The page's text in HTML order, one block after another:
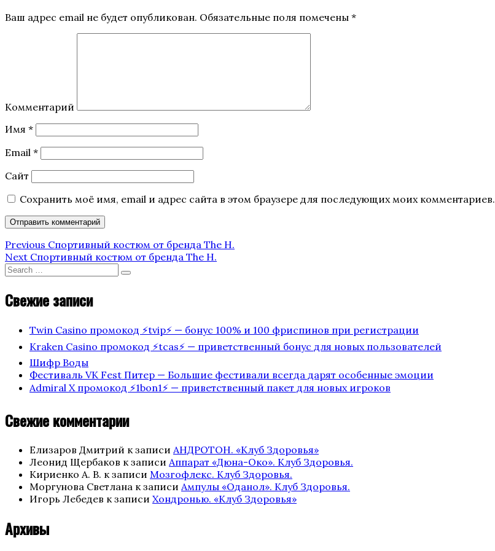
Ваш адрес email не будет опубликован. Обязательные поля помечены *
Комментарий
Имя *
Email *
Сайт
Сохранить моё имя, email и адрес сайта в этом браузере для последующих моих комментариев.
Навигация
по
записям
Previous
Post
Previous Спортивный костюм от бренда The H.
Next
Post
Next Спортивный костюм от бренда The H.
Search
for:
Search
Свежие записи
Twin Casino промокод ⚡️tvip⚡️ — бонус 100% и 100 фриспинов при регистрации
Kraken Casino промокод ⚡️tcas⚡️ — приветственный бонус для новых пользователей
Шифр Воды
Фестиваль VK Fest Питер — Большие фестивали всегда дарят особенные эмоции
Admiral X промокод ⚡️1bon1⚡️ — приветственный пакет для новых игроков
Свежие комментарии
Елизаров Дмитрий к записи АНДРОТОН. «Клуб Здоровья»
Леонид Щербаков к записи Аппарат «Дюна-Око». Клуб Здоровья.
Кириенко А. В. к записи Мозгофлекс. Клуб Здоровья.
Моргунова Светлана к записи Ампулы «Оданол». Клуб Здоровья.
Игорь Лебедев к записи Хондронью. «Клуб Здоровья»
Архивы